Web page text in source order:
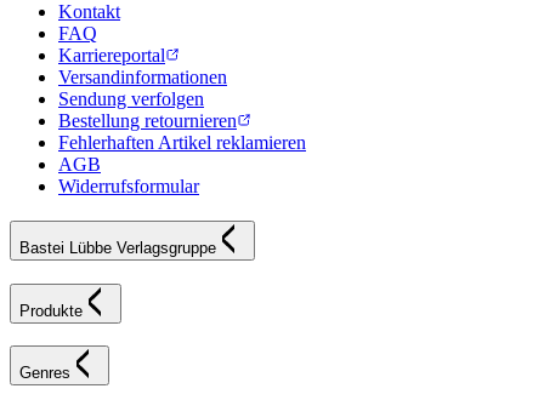
Kontakt
FAQ
Karriereportal
Versandinformationen
Sendung verfolgen
Bestellung retournieren
Fehlerhaften Artikel reklamieren
AGB
Widerrufsformular
Bastei Lübbe Verlagsgruppe
Produkte
Genres